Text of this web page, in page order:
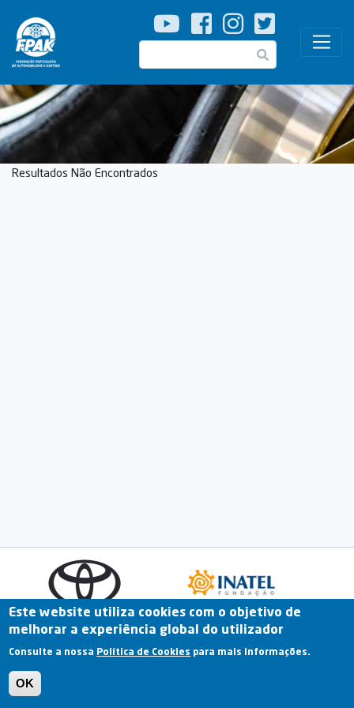
Passar
para
o
Pesquisar
Resultados Não Encontrados
Previous
Fale Connosco Portal Online Arquivo
Termos e Condições | Política de Privacidade |
Este website utiliza cookies com o objetivo de
melhorar a experiência global do utilizador
Consulte a nossa Política de Cookies para mais informações.
OK